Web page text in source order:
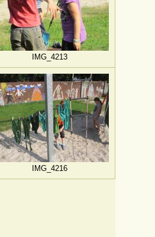
IMG_4213
IMG_4216